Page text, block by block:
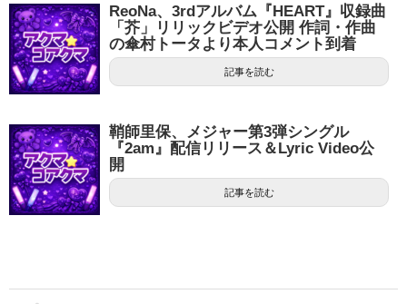
ReoNa、3rdアルバム『HEART』収録曲
「芥」リリックビデオ公開 作詞・作曲
の傘村トータより本人コメント到着
記事を読む
鞘師里保、メジャー第3弾シングル
『2am』配信リリース＆Lyric Video公
開
記事を読む